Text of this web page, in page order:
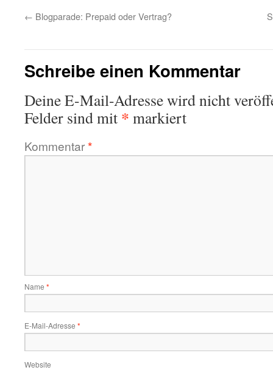
← Blogparade: Prepaid oder Vertrag?
Schreibe einen Kommentar
Deine E-Mail-Adresse wird nicht
Felder sind mit * markiert
Kommentar*
Name *
E-Mail-Adresse *
Website